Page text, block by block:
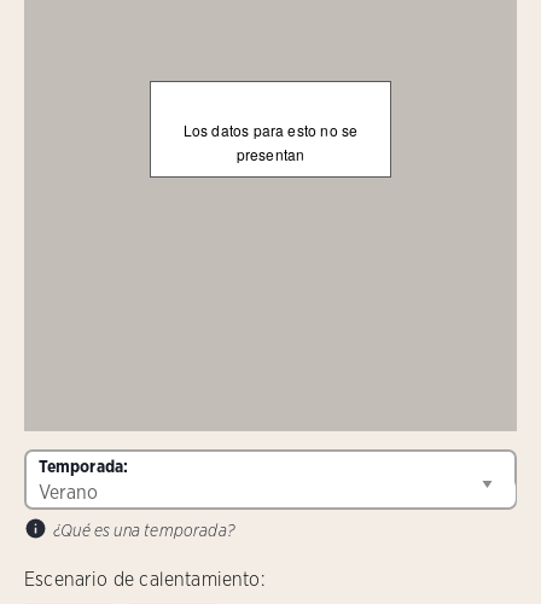
Los datos para esto no se
presentan
Temporada:
¿Qué es una temporada?
Escenario de calentamiento: